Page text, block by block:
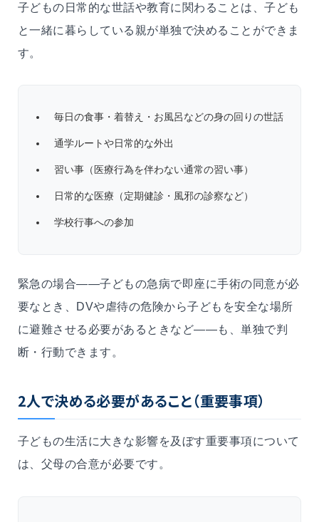
子どもの日常的な世話や教育に関わることは、子ども
と一緒に暮らしている親が単独で決めることができま
す。
毎日の食事・着替え・お風呂などの身の回りの世話
通学ルートや日常的な外出
習い事（医療行為を伴わない通常の習い事）
日常的な医療（定期健診・風邪の診察など）
学校行事への参加
緊急の場合——子どもの急病で即座に手術の同意が必
要なとき、DVや虐待の危険から子どもを安全な場所
に避難させる必要があるときなど——も、単独で判
断・行動できます。
2人で決める必要があること（重要事項）
子どもの生活に大きな影響を及ぼす重要事項について
は、父母の合意が必要です。